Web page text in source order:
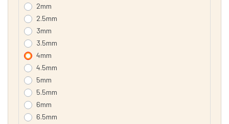
2mm
2.5mm
3mm
3.5mm
4mm
4.5mm
5mm
5.5mm
6mm
6.5mm